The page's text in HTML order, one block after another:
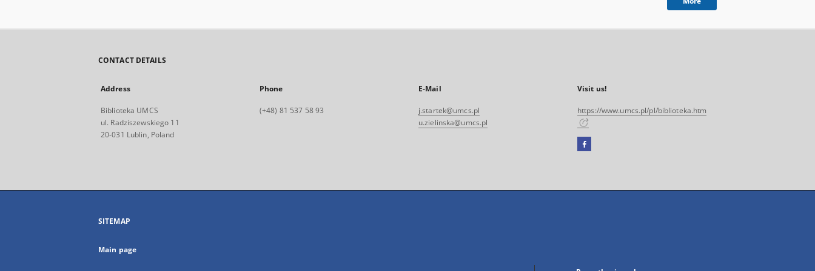
CONTACT DETAILS
Address
Biblioteka UMCS
ul. Radziszewskiego 11
20-031 Lublin, Poland
Phone
(+48) 81 537 58 93
E-Mail
j.startek@umcs.pl
u.zielinska@umcs.pl
Visit us!
https://www.umcs.pl/pl/biblioteka.htm
Facebook
open
SITEMAP
Main page